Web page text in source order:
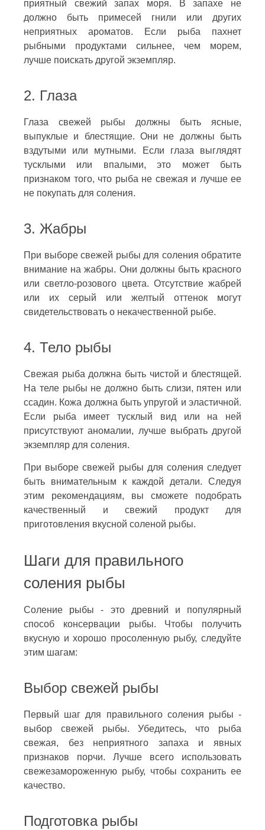
приятный свежий запах моря. В запахе не
должно быть примесей гнили или других
неприятных ароматов. Если рыба пахнет
рыбными продуктами сильнее, чем морем,
лучше поискать другой экземпляр.
2. Глаза
Глаза свежей рыбы должны быть ясные,
выпуклые и блестящие. Они не должны быть
вздутыми или мутными. Если глаза выглядят
тусклыми или впалыми, это может быть
признаком того, что рыба не свежая и лучше ее
не покупать для соления.
3. Жабры
При выборе свежей рыбы для соления обратите
внимание на жабры. Они должны быть красного
или светло-розового цвета. Отсутствие жабрей
или их серый или желтый оттенок могут
свидетельствовать о некачественной рыбе.
4. Тело рыбы
Свежая рыба должна быть чистой и блестящей.
На теле рыбы не должно быть слизи, пятен или
ссадин. Кожа должна быть упругой и эластичной.
Если рыба имеет тусклый вид или на ней
присутствуют аномалии, лучше выбрать другой
экземпляр для соления.
При выборе свежей рыбы для соления следует
быть внимательным к каждой детали. Следуя
этим рекомендациям, вы сможете подобрать
качественный и свежий продукт для
приготовления вкусной соленой рыбы.
Шаги для правильного
соления рыбы
Соление рыбы - это древний и популярный
способ консервации рыбы. Чтобы получить
вкусную и хорошо просоленную рыбу, следуйте
этим шагам:
Выбор свежей рыбы
Первый шаг для правильного соления рыбы -
выбор свежей рыбы. Убедитесь, что рыба
свежая, без неприятного запаха и явных
признаков порчи. Лучше всего использовать
свежезамороженную рыбу, чтобы сохранить ее
качество.
Подготовка рыбы